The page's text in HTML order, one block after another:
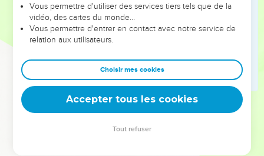
et les saisons difficiles qu'ils ont traversés, alors même que ce
sont elles qui les ont façonnés.
Dans cette conférence, leaders, entrepreneurs, et responsables
clés pour avancer avec plus de sagesse afin que leurs erreurs
deviennent vos tremplins. Que vous guidiez un ministère, une
équipe, un groupe ou une famille, leur expérience est faite
Vous permettre d'utiliser des services tiers tels que de la
vidéo, des cartes du monde…
Vous permettre d'entrer en contact avec notre service de
relation aux utilisateurs.
Choisir mes cookies
Accepter tous les cookies
Tout refuser